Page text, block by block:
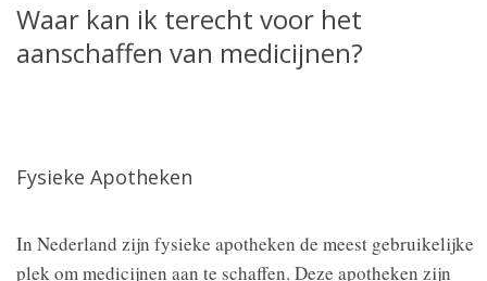
Waar kan ik terecht voor het
aanschaffen van medicijnen?
Fysieke Apotheken
In Nederland zijn fysieke apotheken de meest gebruikelijke
plek om medicijnen aan te schaffen. Deze apotheken zijn